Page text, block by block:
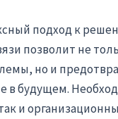
подход к
позволит не
но и
в будущем.
и